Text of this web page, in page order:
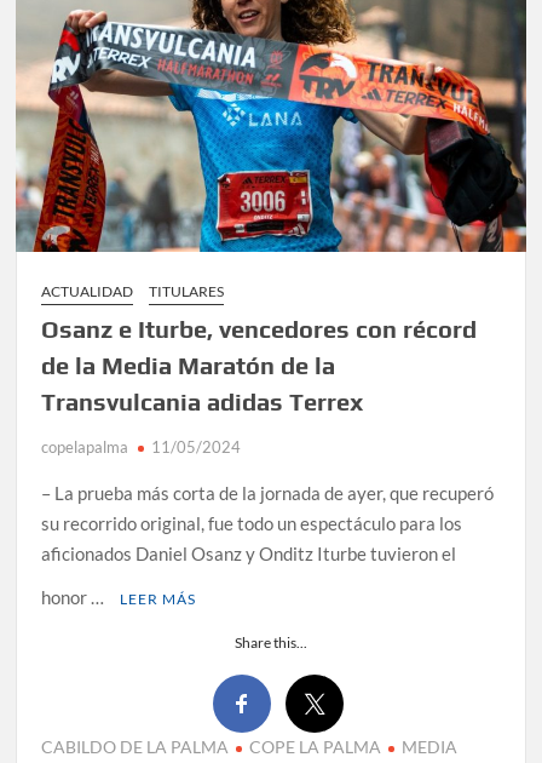
ACTUALIDAD TITULARES
Osanz e Iturbe, vencedores con récord
de la Media Maratón de la
Transvulcania adidas Terrex
copelapalma 11/05/2024
– La prueba más corta de la jornada de ayer, que recuperó
su recorrido original, fue todo un espectáculo para los
aficionados Daniel Osanz y Onditz Iturbe tuvieron el
honor …
LEER MÁS
Share this...
CABILDO DE LA PALMA COPE LA PALMA
MEDIA